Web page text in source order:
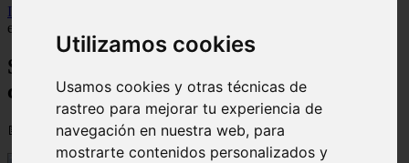
Utilizamos cookies
Usamos cookies y otras técnicas de
rastreo para mejorar tu experiencia de
navegación en nuestra web, para
mostrarte contenidos personalizados y
Inicio
especie emblemática?
Salmón en Argentina: ¿Qué ha ocurrido
con esta especie emblemática?
📅 20/08/2025